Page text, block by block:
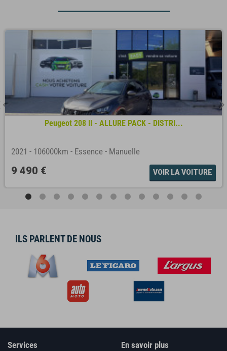
Peugeot 208 II - ALLURE PACK - DISTRI...
2021 - 106000km - Essence - Manuelle
9 490 € VOIR LA VOITURE
ILS PARLENT DE NOUS
Services En savoir plus